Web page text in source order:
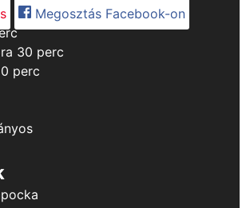
Megosztás Facebook-on
30 minutes
perc
minutes
perc